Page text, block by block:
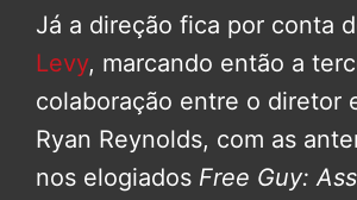
Já a direção fica por conta
Levy, marcando então a
colaboração entre o diretor
Ryan Reynolds, com as
nos elogiados Free Guy: